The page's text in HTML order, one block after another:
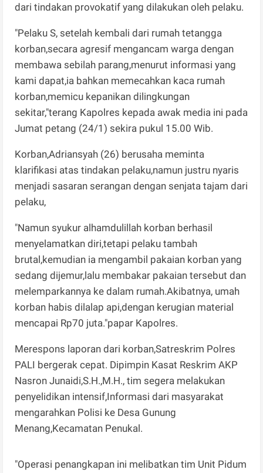
dari tindakan provokatif yang dilakukan oleh pelaku.
"Pelaku S, setelah kembali dari rumah tetangga
korban,secara agresif mengancam warga dengan
membawa sebilah parang,menurut informasi yang
kami dapat,ia bahkan memecahkan kaca rumah
korban,memicu kepanikan dilingkungan
sekitar,"terang Kapolres kepada awak media ini pada
Jumat petang (24/1) sekira pukul 15.00 Wib.
Korban,Adriansyah (26) berusaha meminta
klarifikasi atas tindakan pelaku,namun justru nyaris
menjadi sasaran serangan dengan senjata tajam dari
pelaku,
"Namun syukur alhamdulillah korban berhasil
menyelamatkan diri,tetapi pelaku tambah
brutal,kemudian ia mengambil pakaian korban yang
sedang dijemur,lalu membakar pakaian tersebut dan
melemparkannya ke dalam rumah.Akibatnya, umah
korban habis dilalap api,dengan kerugian material
mencapai Rp70 juta."papar Kapolres.
Merespons laporan dari korban,Satreskrim Polres
PALI bergerak cepat. Dipimpin Kasat Reskrim AKP
Nasron Junaidi,S.H.,M.H., tim segera melakukan
penyelidikan intensif,Informasi dari masyarakat
mengarahkan Polisi ke Desa Gunung
Menang,Kecamatan Penukal.
"Operasi penangkapan ini melibatkan tim Unit Pidum